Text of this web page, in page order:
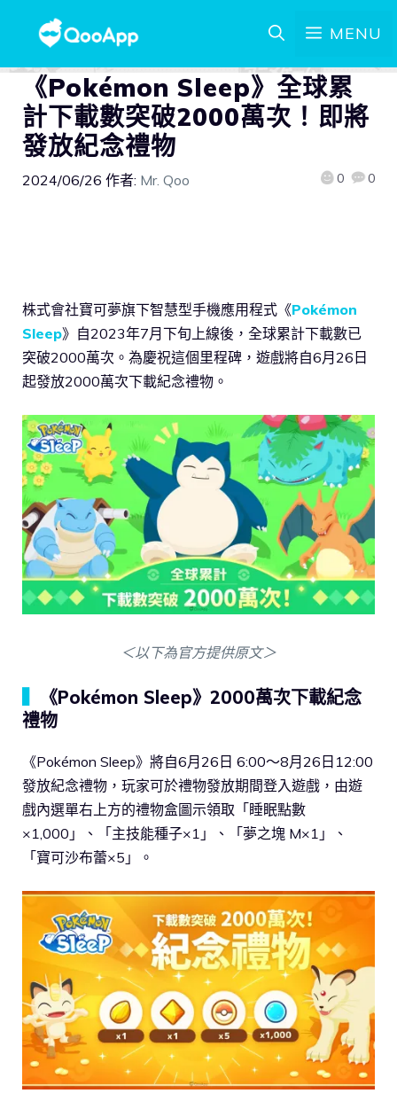
MENU
《Pokémon Sleep》全球累
計下載數突破2000萬次！即將
發放紀念禮物
2024/06/26 作者: Mr. Qoo 0 0
株式會社寶可夢旗下智慧型手機應用程式《Pokémon
Sleep》自2023年7月下旬上線後，全球累計下載數已
突破2000萬次。為慶祝這個里程碑，遊戲將自6月26日
起發放2000萬次下載紀念禮物。
＜以下為官方提供原文＞
《Pokémon Sleep》2000萬次下載紀念
禮物
《Pokémon Sleep》將自6月26日 6:00～8月26日12:00
發放紀念禮物，玩家可於禮物發放期間登入遊戲，由遊
戲內選單右上方的禮物盒圖示領取「睡眠點數
×1,000」、「主技能種子×1」、「夢之塊 M×1」、
「寶可沙布蕾×5」。